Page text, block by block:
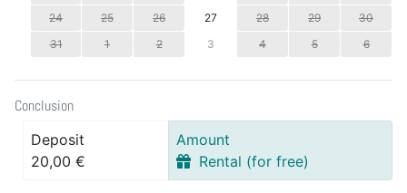
24
25 26 27 28 29
30
31
1 2 3 4 5 6
Conclusion
Deposit
20,00 €
Amount
Rental (for free)